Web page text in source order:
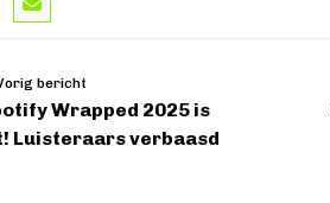
bericht
Wrapped 2025 is
Luisteraars verbaasd